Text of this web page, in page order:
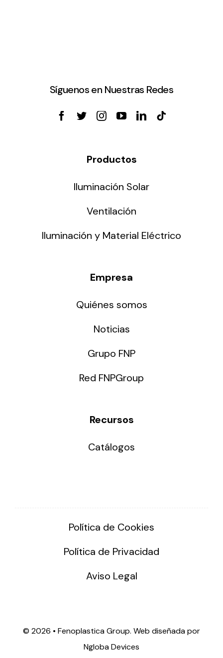
Síguenos en Nuestras Redes
Productos
Iluminación Solar
Ventilación
Iluminación y Material Eléctrico
Empresa
Quiénes somos
Noticias
Grupo FNP
Red FNPGroup
Recursos
Catálogos
Política de Cookies
Política de Privacidad
Aviso Legal
© 2026 • Fenoplastica Group. Web diseñada por
Ngloba Devices